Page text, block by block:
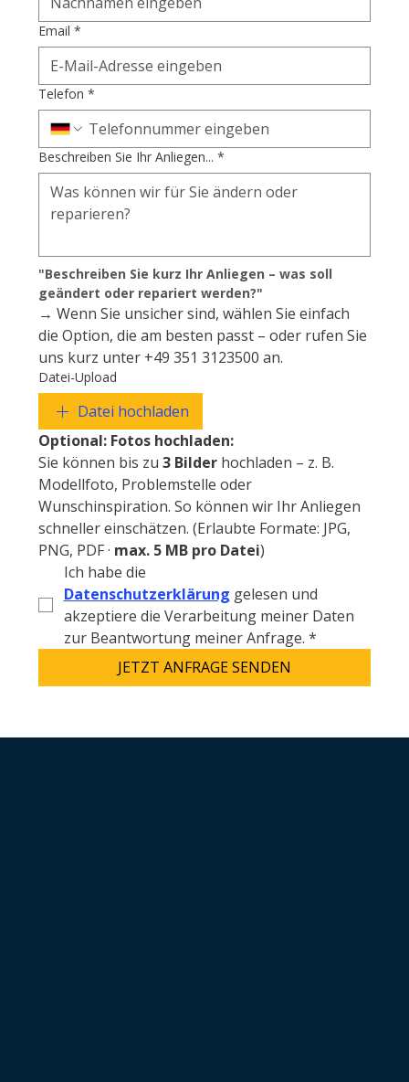
Email *
Telefon *
Beschreiben Sie Ihr Anliegen... *
"Beschreiben Sie kurz Ihr Anliegen – was soll
geändert oder repariert werden?"
→ Wenn Sie unsicher sind, wählen Sie einfach
die Option, die am besten passt – oder rufen Sie
uns kurz unter +49 351 3123500 an.
Datei-Upload
Datei hochladen
Optional: Fotos hochladen:
Sie können bis zu 3 Bilder hochladen – z. B.
Modellfoto, Problemstelle oder
Wunschinspiration. So können wir Ihr Anliegen
schneller einschätzen. (Erlaubte Formate: JPG,
PNG, PDF · max. 5 MB pro Datei)
Datenschutzerklärung gelesen und
akzeptiere die Verarbeitung meiner Daten
zur Beantwortung meiner Anfrage. *
JETZT ANFRAGE SENDEN